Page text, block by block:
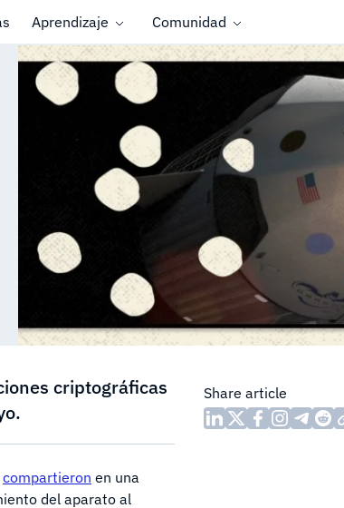
Aprendizaje Comunidad
criptográficas
compartieron en una
del aparato al
Share article